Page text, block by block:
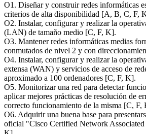
O1. Diseñar y construir redes informáticas
criterios de alta disponibilidad [A, B, C, F,
O2. Instalar, configurar y realizar la
(LAN) de tamaño medio [C, F, K].
O3. Mantener redes informáticas medias
conmutados de nivel 2 y con
O4. Instalar, configurar y realizar la
extensa (WAN) y servicios de acceso de
aproximado a 100 ordenadores [C, F, K].
O5. Monitorizar una red para detectar
aplicar mejores prácticas de resolución de
correcto funcionamiento de la misma [C, F,
O6. Adquirir una buena base para
oficial "Cisco Certified Network